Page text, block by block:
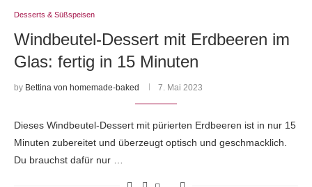
Desserts & Süßspeisen
Windbeutel-Dessert mit Erdbeeren im
Glas: fertig in 15 Minuten
by Bettina von homemade-baked 7. Mai 2023
Dieses Windbeutel-Dessert mit pürierten Erdbeeren ist in nur 15
Minuten zubereitet und überzeugt optisch und geschmacklich.
Du brauchst dafür nur …